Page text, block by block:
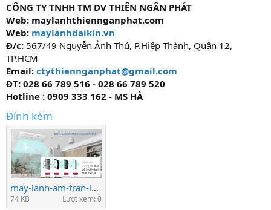
CÔNG TY TNHH TM DV THIÊN NGÂN PHÁT
Web: maylanhthiennganphat.com
Web: maylanhdaikin.vn
Đ/c: 567/49 Nguyễn Ảnh Thủ, P.Hiệp Thành, Quận 12,
TP.HCM
Email: ctythiennganphat@gmail.com
ĐT: 028 66 789 516 - 028 66 789 520
Hotline : 0909 333 162 - MS HÀ
Đính kèm
may-lanh-am-tran-lg-1-huong-thoi-khong-2.jpg
74 KB Lượt xem: 0